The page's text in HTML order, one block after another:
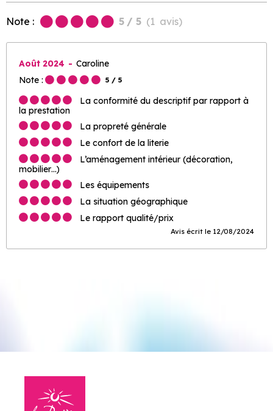
Note : 5 / 5 (1 avis)
Août 2024
Caroline
Note :
5 / 5
La conformité du descriptif par rapport à
la prestation
La propreté générale
Le confort de la literie
L’aménagement intérieur (décoration,
mobilier…)
Les équipements
La situation géographique
Le rapport qualité/prix
Avis écrit le 12/08/2024